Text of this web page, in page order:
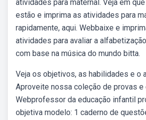
atividades para maternal. Veja em
estão e imprima as atividades para
rapidamente, aqui. Webbaixe e
atividades para avaliar a
com base na música do mundo bitta.
Veja os objetivos, as habilidades e o
Aproveite nossa coleção de provas e
Webprofessor da educação infantil
objetiva modelo: 1 caderno de